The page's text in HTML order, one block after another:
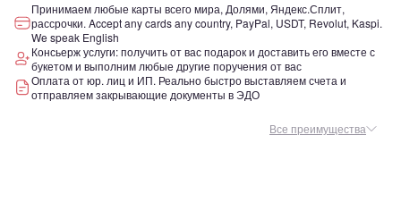
Принимаем любые карты всего мира, Долями, Яндекс.Сплит,
рассрочки. Accept any cards any country, PayPal, USDT, Revolut, Kaspi.
We speak English
Консьерж услуги: получить от вас подарок и доставить его вместе с
букетом и выполним любые другие поручения от вас
Оплата от юр. лиц и ИП. Реально быстро выставляем счета и
отправляем закрывающие документы в ЭДО
Все преимущества